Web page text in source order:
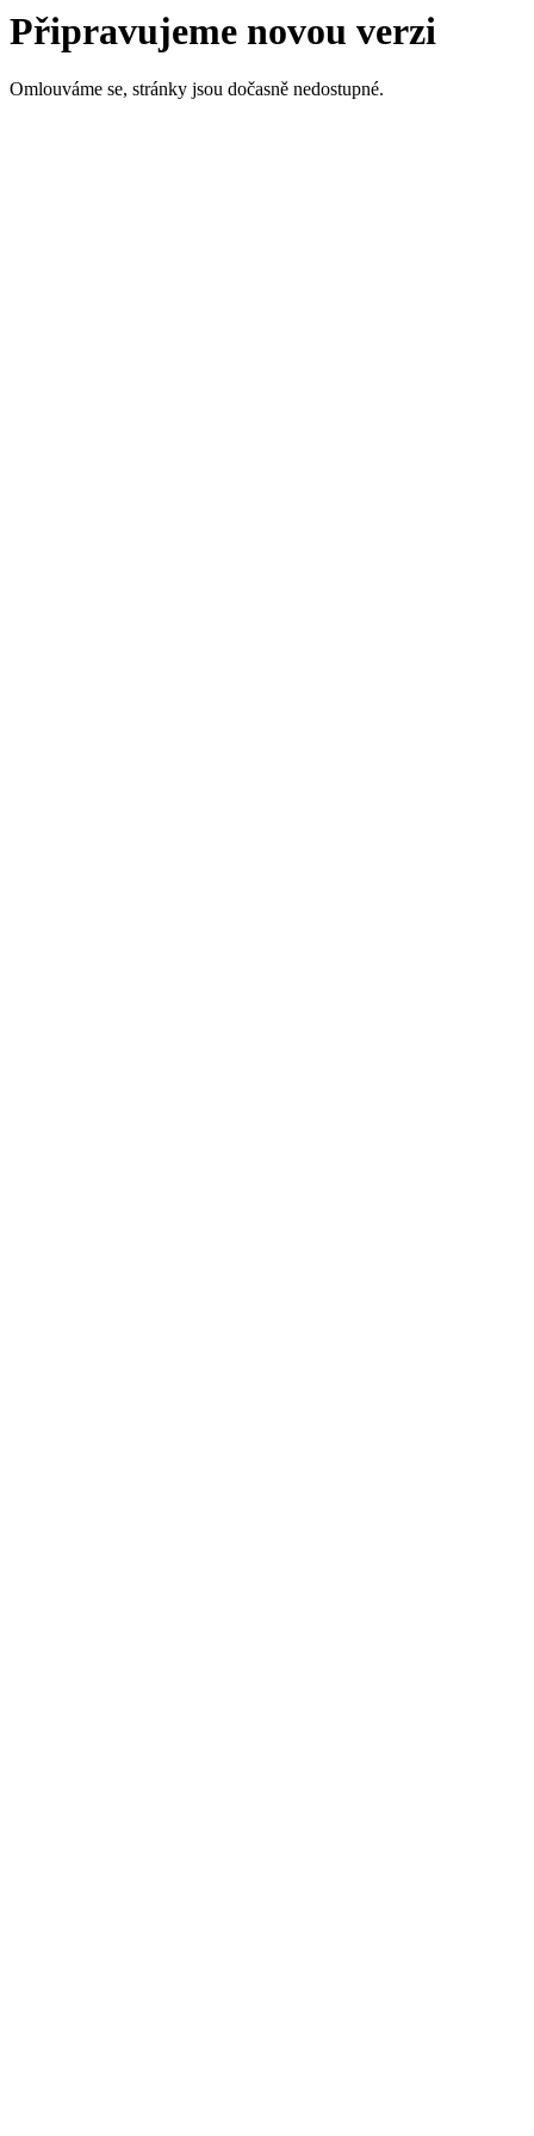
Připravujeme novou verzi
Omlouváme se, stránky jsou dočasně nedostupné.